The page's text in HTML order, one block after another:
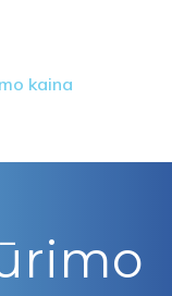
kaina